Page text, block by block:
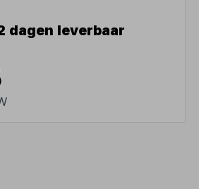
dagen leverbaar